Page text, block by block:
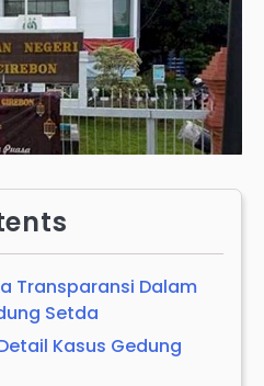
Transparansi Dalam
Setda
Kasus Gedung